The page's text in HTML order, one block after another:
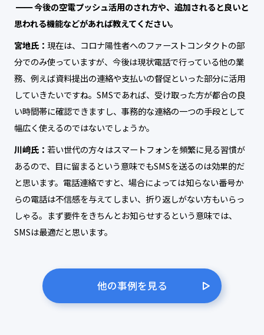
今後の空電プッシュ活用のされ方や、追加されると良いと
思われる機能などがあれば教えてください。
宮地氏： 現在は、コロナ陽性者へのファーストコンタクトの部
分でのみ使っていますが、今後は現状電話で行っている他の業
務、例えば資料提出の連絡や支払いの督促といった部分に活用
していきたいですね。SMSであれば、受け取った方が都合の良
い時間帯に確認できますし、事務的な連絡の一つの手段として
幅広く使えるのではないでしょうか。
川﨑氏： 若い世代の方々はスマートフォンを頻繁に見る習慣が
あるので、目に留まるという意味でもSMSを送るのは効果的だ
と思います。電話連絡ですと、場合によっては知らない番号か
らの電話は不信感を与えてしまい、折り返しがない方もいらっ
しゃる。まず要件をきちんとお知らせするという意味では、
SMSは最適だと思います。
他の事例を見る